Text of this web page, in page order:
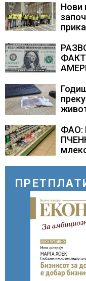
Нови
ФАО: